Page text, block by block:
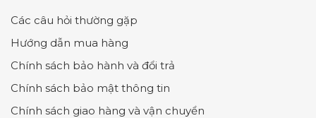
Các câu hỏi thường gặp
Hướng dẫn mua hàng
Chính sách bảo hành và đổi trả
Chính sách bảo mật thông tin
Chính sách giao hàng và vận chuyển